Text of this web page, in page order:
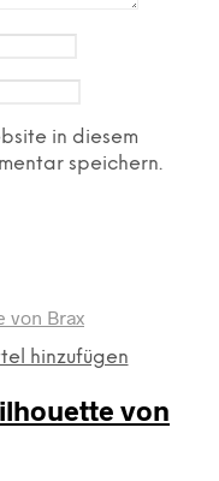
in diesem
speichern.
hinzufügen
von